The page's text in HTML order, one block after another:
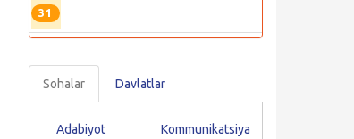
31
Sohalar Davlatlar
Adabiyot
Kommunikatsiya